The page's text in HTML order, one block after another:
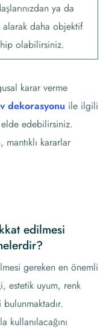
ya da
alarak daha objektif
olabilirsiniz.
karar verme
dekorasyonu ile ilgili
edebilirsiniz.
kararlar
edilmesi
gereken en önemli
estetik uyum, renk
kullanılacağını